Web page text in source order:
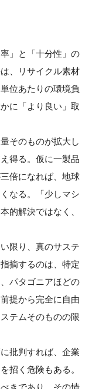
」と「十分性」の
、リサイクル素材
位あたりの環境負
に「より良い」取
そのものが拡大し
得る。仮に一製品
倍になれば、地球
なる。「少しマシ
的解決ではなく、
限り、真のサステ
摘するのは、特定
パタゴニアほどの
提から完全に自由
テムそのものの限
批判すれば、企業
招く危険もある。
きであり、その情